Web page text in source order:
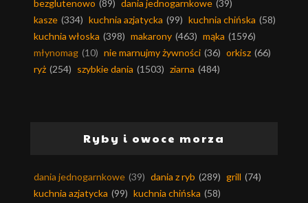
bezglutenowo (89) dania jednogarnkowe (39)
kasze (334) kuchnia azjatycka (99) kuchnia chińska (58)
kuchnia włoska (398) makarony (463) mąka (1596)
młynomag (10) nie marnujmy żywności (36) orkisz (66)
ryż (254) szybkie dania (1503) ziarna (484)
Ryby i owoce morza
dania jednogarnkowe (39) dania z ryb (289) grill (74)
kuchnia azjatycka (99) kuchnia chińska (58)